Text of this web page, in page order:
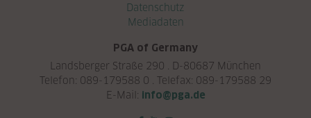
Datenschutz
Mediadaten
PGA of Germany
Landsberger Straße 290 . D-80687 München
Telefon: 089-179588 0 . Telefax: 089-179588 29
E-Mail:
info@pga.de